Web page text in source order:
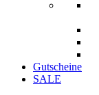
Gutscheine
SALE